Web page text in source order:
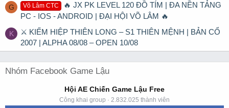
G Võ Lâm CTC
🔥 JX PK LEVEL 120 ĐỒ TÍM | ĐA NỀN TẢNG
PC - IOS - ANDROID | ĐẠI HỘI VÕ LÂM 🔥
K
⚔ KIẾM HIỆP THIÊN LONG – S1 THIÊN MỆNH | BẢN CỔ
2007 | ALPHA 08/08 – OPEN 10/08
Nhóm Facebook Game Lậu
Hội AE Chiến Game Lậu Free
Công khai group · 2.832.025 thành viên